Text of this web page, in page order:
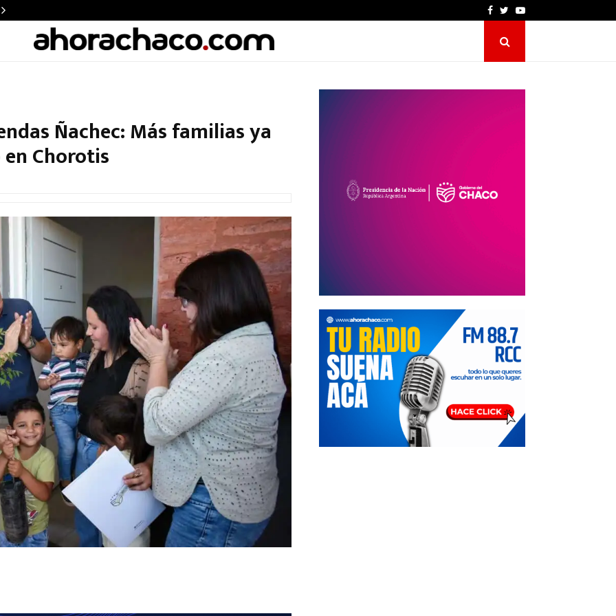
Facebook
TwitterYoutube
Ñachec: Más familias ya
Chorotis